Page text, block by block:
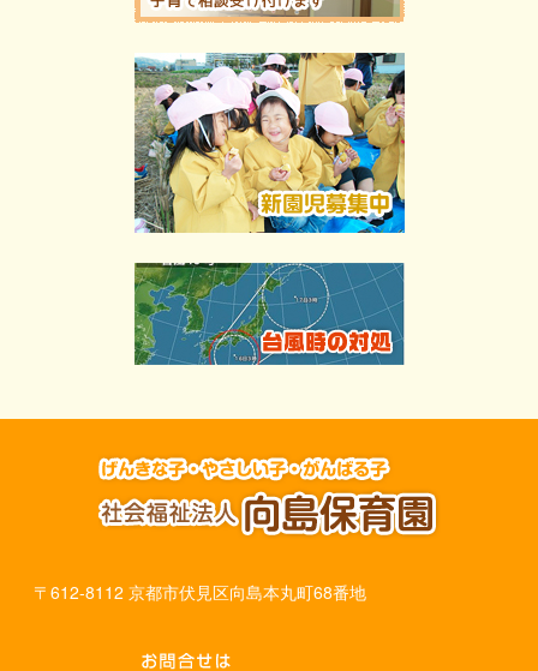
〒612-8112 京都市伏見区向島本丸町68番地